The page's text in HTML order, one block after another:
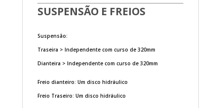
SUSPENSÃO E FREIOS
Suspensão:
Traseira > Independente com curso de 320mm
Dianteira > Independente com curso de 320mm
Freio dianteiro: Um disco hidráulico
Freio Traseiro: Um disco hidráulico